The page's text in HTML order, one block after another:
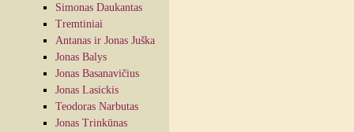
Simonas Daukantas
Tremtiniai
Antanas ir Jonas Juška
Jonas Balys
Jonas Basanavičius
Jonas Lasickis
Teodoras Narbutas
Jonas Trinkūnas